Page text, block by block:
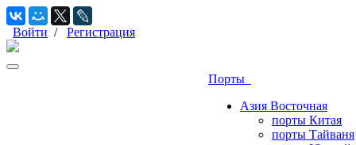
Войти / Регистрация
Порты
Азия Восточная
порты Китая
порты Тайваня